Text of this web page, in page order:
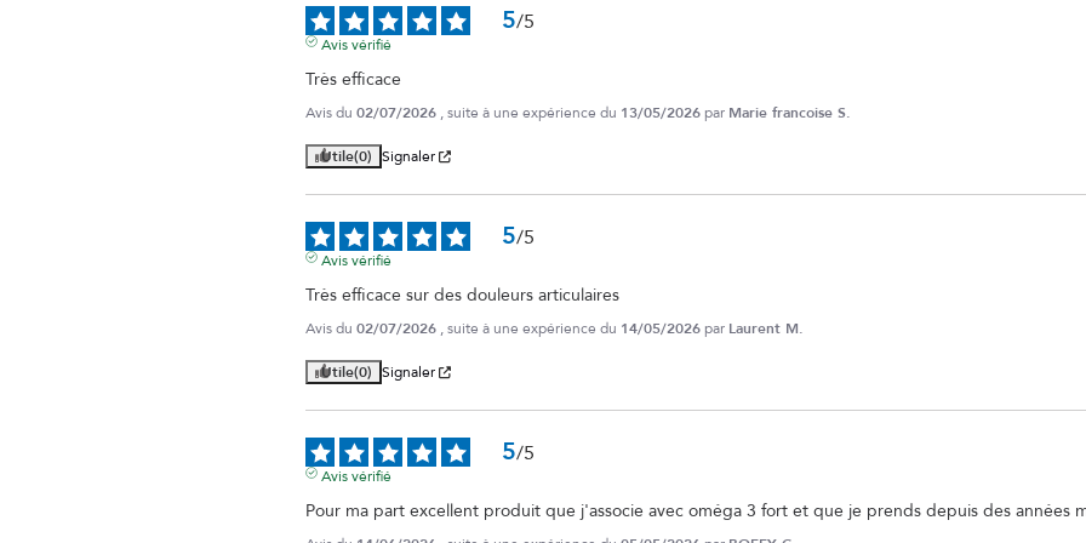
5/5
Avis vérifié
Très efficace
Avis du 02/07/2026 , suite à une expérience du 13/05/2026 par Marie francoise S.
Utile(0) Signaler
5/5
Avis vérifié
Très efficace sur des douleurs articulaires
Avis du 02/07/2026 , suite à une expérience du 14/05/2026 par Laurent M.
Utile(0) Signaler
5/5
Avis vérifié
Pour ma part excellent produit que j'associe avec oméga 3 fort et que je prends depuis des années